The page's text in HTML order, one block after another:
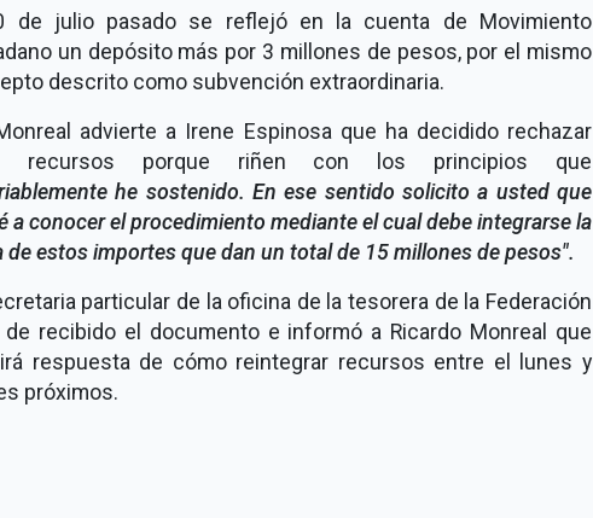
de julio pasado se reflejó en la cuenta de Movimiento
un depósito más por 3 millones de pesos, por el mismo
descrito como subvención extraordinaria.
advierte a Irene Espinosa que ha decidido rechazar
recursos porque riñen con los principios que
he sostenido. En ese sentido solicito a usted que
a conocer el procedimiento mediante el cual debe integrarse la
de estos importes que dan un total de 15 millones de pesos".
particular de la oficina de la tesorera de la Federación
de recibido el documento e informó a Ricardo Monreal que
respuesta de cómo reintegrar recursos entre el lunes y
próximos.